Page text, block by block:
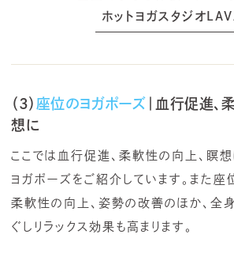
ホットヨガスタジオ
（3） 座位のヨガポーズ
｜血行促進、
想に
ここでは血行促進、柔軟性の向上、瞑
ヨガポーズをご紹介しています。また座
柔軟性の向上、姿勢の改善のほか、全
ぐしリラックス効果も高まります。